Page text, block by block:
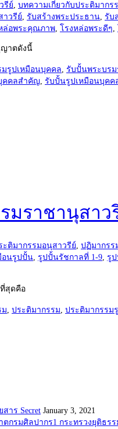
รีย์, บทความเกี่ยวกับประติมากร
าวรีย์, รับสร้างพระประธาน, รับ
ล่อพระคุณภาพ, โรงหล่อพระดีๆ,
ญาตดังนี้
รูปเหมือนบุคคล, รับปั้นพระบร
คคลสำคัญ, รับปั้นรูปเหมือนบุคค
มราชานุสาว
ะติมากรรมอนุสาวรีย์, ปฏิมากรร
อนรูปปั้น, รูปปั้นรัชกาลที่ 1-9, รู
สุดคือ
ม, ประติมากรรม, ประติมากรรม
าร Secret January 3, 2021
กระทรวงยุติธรร